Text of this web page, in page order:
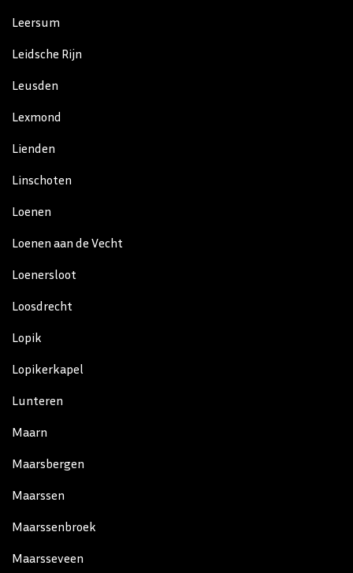
Leersum
Leidsche Rijn
Leusden
Lexmond
Lienden
Linschoten
Loenen
Loenen aan de Vecht
Loenersloot
Loosdrecht
Lopik
Lopikerkapel
Lunteren
Maarn
Maarsbergen
Maarssen
Maarssenbroek
Maarsseveen